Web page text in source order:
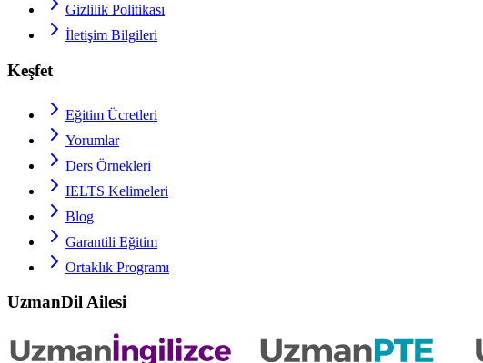
Gizlilik Politikası
İletişim Bilgileri
Keşfet
Eğitim Ücretleri
Yorumlar
Ders Örnekleri
IELTS Kelimeleri
Blog
Garantili Eğitim
Ortaklık Programı
UzmanDil Ailesi